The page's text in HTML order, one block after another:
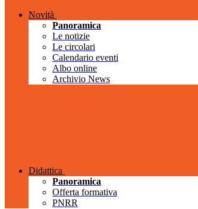
Novità
Panoramica
Le notizie
Le circolari
Calendario eventi
Albo online
Archivio News
Didattica
Panoramica
Offerta formativa
PNRR